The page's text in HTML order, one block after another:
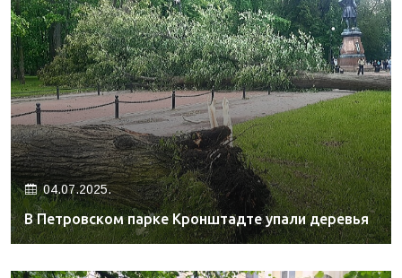
04.07.2025.
В Петровском парке Кронштадте упали деревья